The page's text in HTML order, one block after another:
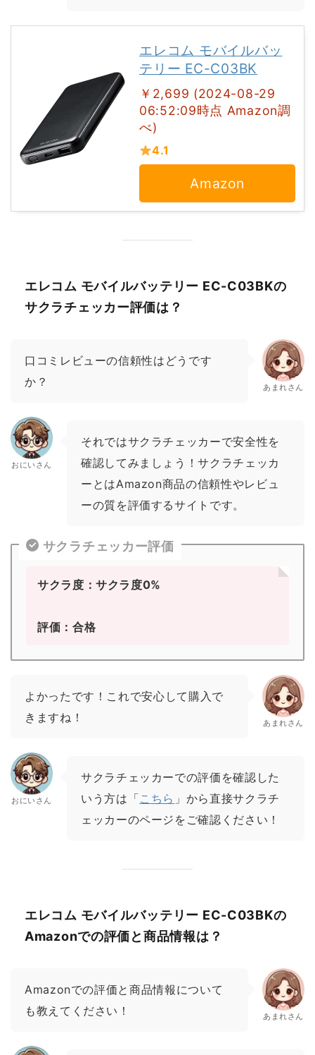
エレコム モバイルバッ
テリー EC-C03BK
￥2,699 (2024-08-29
06:52:09時点 Amazon調
べ)
4.1
Amazon
エレコム モバイルバッテリー EC-C03BKの
サクラチェッカー評価は？
口コミレビューの信頼性はどうです
か？
あまれさん
おにいさん
それではサクラチェッカーで安全性を
確認してみましょう！サクラチェッカ
ーとはAmazon商品の信頼性やレビュ
ーの質を評価するサイトです。
サクラチェッカー評価
サクラ度：サクラ度0%
評価：合格
よかったです！これで安心して購入で
きますね！
あまれさん
おにいさん
サクラチェッカーでの評価を確認した
いう方は「こちら 」から直接サクラチ
ェッカーのページをご確認ください！
エレコム モバイルバッテリー EC-C03BKの
Amazonでの評価と商品情報は？
Amazonでの評価と商品情報について
も教えてください！
あまれさん